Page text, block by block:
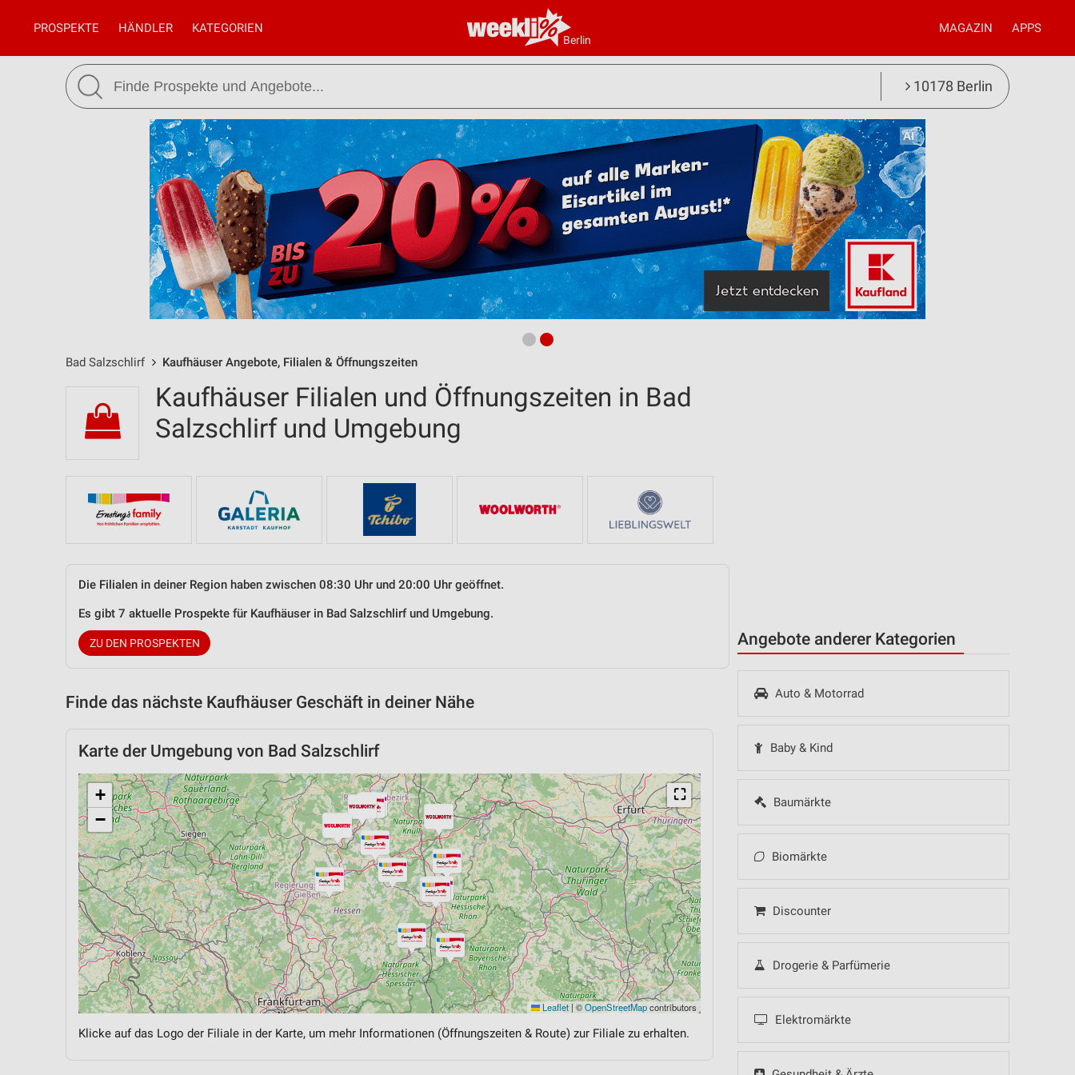
Berlin
PROSPEKTE HÄNDLER KATEGORIEN MAGAZIN APPS
10178 Berlin
Bad Salzschlirf Kaufhäuser Angebote, Filialen & Öffnungszeiten
Angebote anderer Kategorien
Auto & Motorrad
Baby & Kind
Baumärkte
Biomärkte
Discounter
Drogerie & Parfümerie
Elektromärkte
Kaufhäuser Filialen und Öffnungszeiten in Bad
Salzschlirf und Umgebung
Die Filialen in deiner Region haben zwischen 08:30 Uhr und 20:00 Uhr geöffnet.
Es gibt 7 aktuelle Prospekte für Kaufhäuser in Bad Salzschlirf und Umgebung.
ZU DEN PROSPEKTEN
Finde das nächste Kaufhäuser Geschäft in deiner Nähe
Karte der Umgebung von Bad Salzschlirf
⛶
+
−
Leaflet|©OpenStreetMapcontributors
Klicke auf das Logo der Filiale in der Karte, um mehr Informationen (Öffnungszeiten & Route) zur Filiale zu erhalten.